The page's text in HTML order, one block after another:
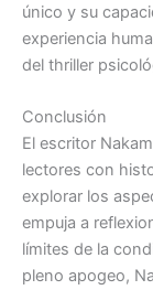
único y su
experiencia
del thriller
Conclusión
El escritor
lectores con
explorar los
empuja a
límites de la
pleno apogeo,